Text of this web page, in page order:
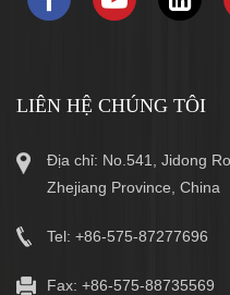
LIÊN HỆ CHÚNG TÔI
Địa chỉ: No.541, Jidong
Zhejiang Province, China
Tel: +86-575-87277696
Fax: +86-575-88735569